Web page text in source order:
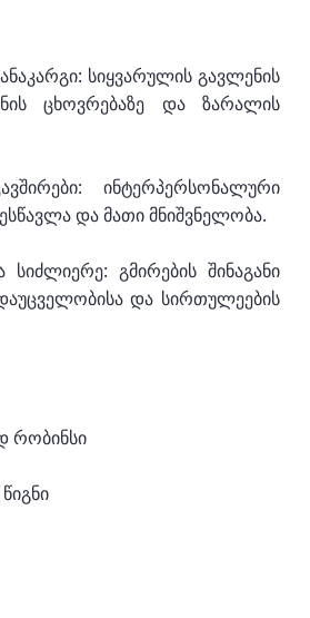
სიყვარულის გავლენის
ცხოვრებაზე და ზარალის
ინტერპერსონალური
და მათი მნიშვნელობა.
გმირების შინაგანი
და სირთულეების
რობინსი